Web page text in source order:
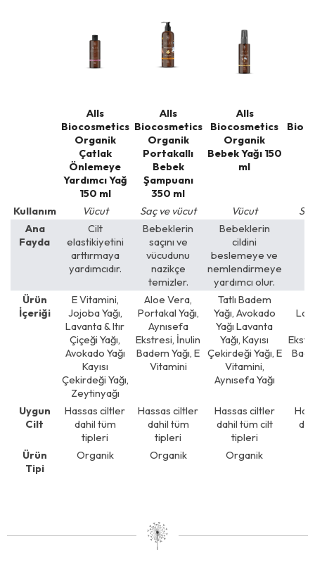
Alls
Biocosmetics
Organik
Çatlak
Önlemeye
Yardımcı Yağ
150 ml
Alls
Biocosmetics
Organik
Portakallı
Bebek
Şampuanı
350 ml
Alls
Biocosmetics
Organik
Bebek Yağı 150
ml
Kullanım Vücut Saç ve vücut Vücut
Ana
Fayda
Cilt
elastikiyetini
arttırmaya
yardımcıdır.
Bebeklerin
saçını ve
vücudunu
nazikçe
temizler.
Bebeklerin
cildini
beslemeye ve
nemlendirmeye
yardımcı olur.
Ürün
İçeriği
E Vitamini,
Jojoba Yağı,
Lavanta & Itır
Çiçeği Yağı,
Avokado Yağı
Kayısı
Çekirdeği Yağı,
Zeytinyağı
Aloe Vera,
Portakal Yağı,
Aynısefa
Ekstresi, İnulin
Badem Yağı, E
Vitamini
Tatlı Badem
Yağı, Avokado
Yağı Lavanta
Yağı, Kayısı
Çekirdeği Yağı, E
Vitamini,
Aynısefa Yağı
Uygun
Cilt
Hassas ciltler
dahil tüm
tipleri
Hassas ciltler
dahil tüm
tipleri
Hassas ciltler
dahil tüm cilt
tipleri
Ürün
Tipi
Organik Organik Organik